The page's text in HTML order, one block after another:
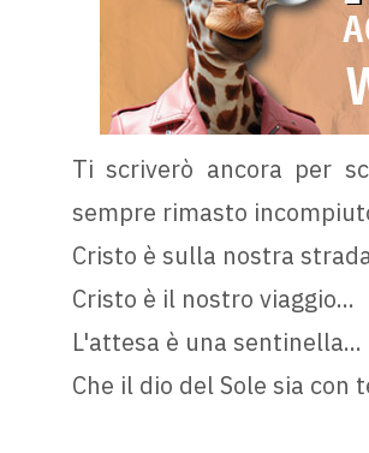
Ti scriverò ancora per
sempre rimasto
Cristo è sulla nostra
Cristo è il nostro viaggio...
L'attesa è una sentinella...
Che il dio del Sole sia con